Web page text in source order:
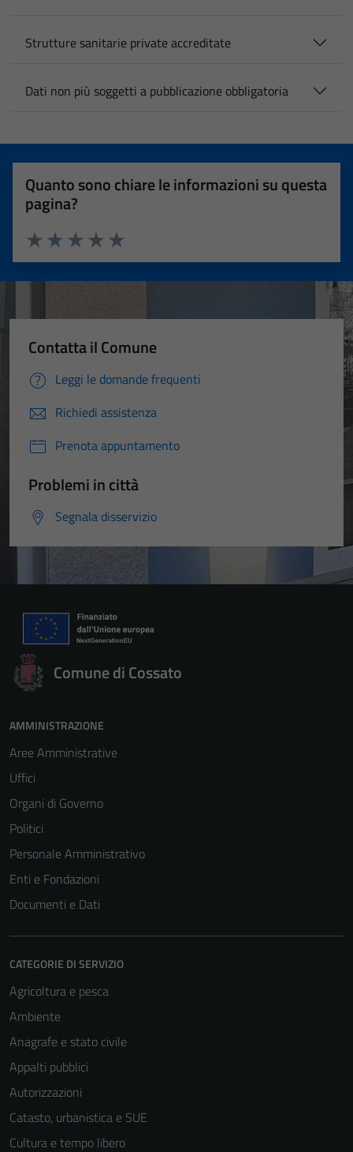
Strutture sanitarie private accreditate
Dati non più soggetti a pubblicazione obbligatoria
Quanto sono chiare le informazioni su questa
pagina?
Valuta 5 stelle su 5
Valuta 4 stelle su 5
Valuta 3 stelle su 5
Valuta 2 stelle su 5
Valuta 1 stelle su 5
Contatta il Comune
Leggi le domande frequenti
Richiedi assistenza
Prenota appuntamento
Problemi in città
Segnala disservizio
Comune di Cossato
AMMINISTRAZIONE
Aree Amministrative
Uffici
Organi di Governo
Politici
Personale Amministrativo
Enti e Fondazioni
Documenti e Dati
CATEGORIE DI SERVIZIO
Agricoltura e pesca
Ambiente
Anagrafe e stato civile
Appalti pubblici
Autorizzazioni
Catasto, urbanistica e SUE
Cultura e tempo libero